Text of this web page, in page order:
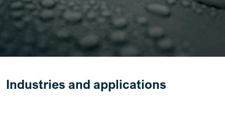
Industries and applications